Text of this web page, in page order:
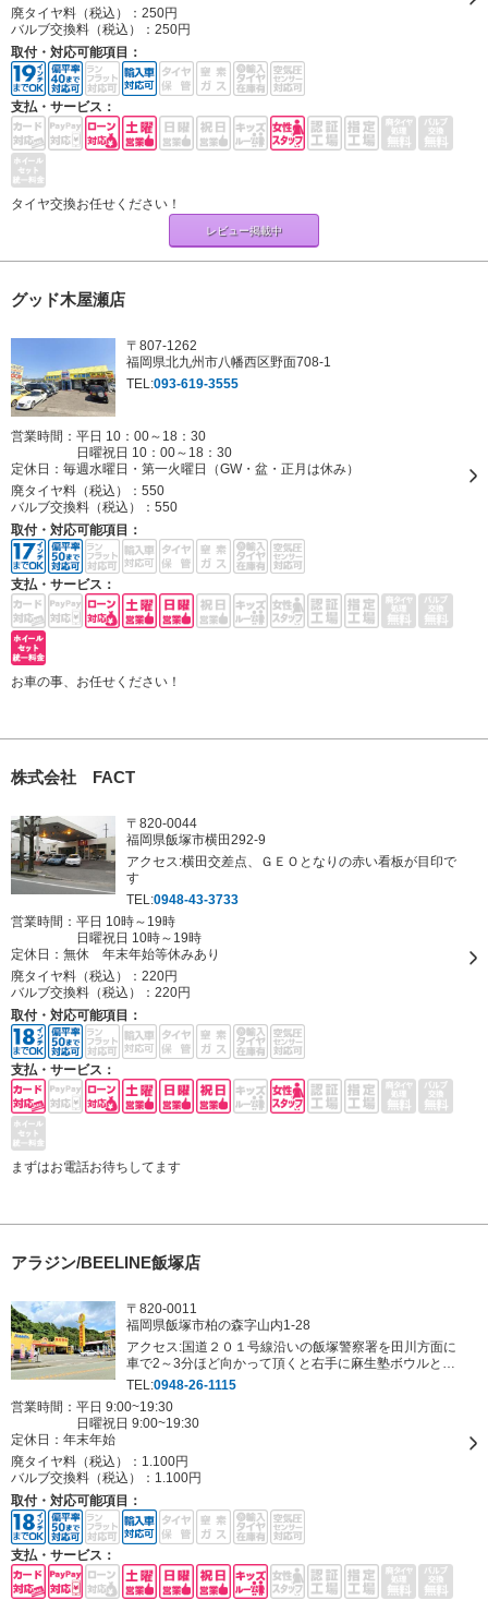
廃タイヤ料（税込）： 250円
バルブ交換料（税込）： 250円
取付・対応可能項目：
支払・サービス：
タイヤ交換お任せください！
レビュー掲載中
グッド木屋瀬店
〒807-1262
福岡県北九州市八幡西区野面708-1
TEL:093-619-3555
営業時間：平日 10：00～18：30
日曜祝日 10：00～18：30
定休日： 毎週水曜日・第一火曜日（GW・盆・正月は休み）
廃タイヤ料（税込）： 550
バルブ交換料（税込）： 550
取付・対応可能項目：
支払・サービス：
お車の事、お任せください！
株式会社 FACT
〒820-0044
福岡県飯塚市横田292-9
アクセス:横田交差点、ＧＥＯとなりの赤い看板が目印で
す
TEL:0948-43-3733
営業時間：平日 10時～19時
日曜祝日 10時～19時
定休日： 無休 年末年始等休みあり
廃タイヤ料（税込）： 220円
バルブ交換料（税込）： 220円
取付・対応可能項目：
支払・サービス：
まずはお電話お待ちしてます
アラジン/BEELINE飯塚店
〒820-0011
福岡県飯塚市柏の森字山内1-28
アクセス:国道２０１号線沿いの飯塚警察署を田川方面に
車で2～3分ほど向かって頂くと右手に麻生塾ボウルとい
うアミューズメントパークが見えてきます。その向かい側
TEL:0948-26-1115
営業時間：平日 9:00~19:30
日曜祝日 9:00~19:30
定休日： 年末年始
廃タイヤ料（税込）： 1.100円
バルブ交換料（税込）： 1.100円
取付・対応可能項目：
支払・サービス：